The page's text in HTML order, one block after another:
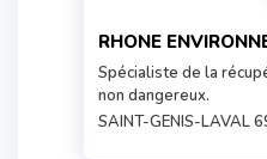
RHONE
Spécialiste de la
non dangereux.
SAINT-GENIS-LAVAL